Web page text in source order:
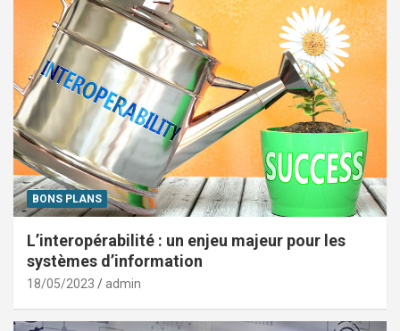
BONS PLANS
L’interopérabilité : un enjeu majeur pour les
systèmes d’information
18/05/2023 admin